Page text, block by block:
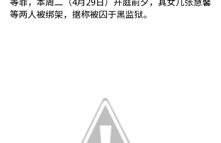
等两人被绑架，据称被囚于黑监狱。